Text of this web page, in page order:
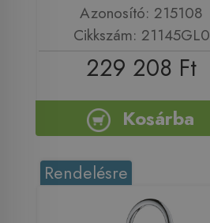
Azonosító: 215108
Cikkszám: 21145GL0
229 208 Ft
Kosárba
Rendelésre